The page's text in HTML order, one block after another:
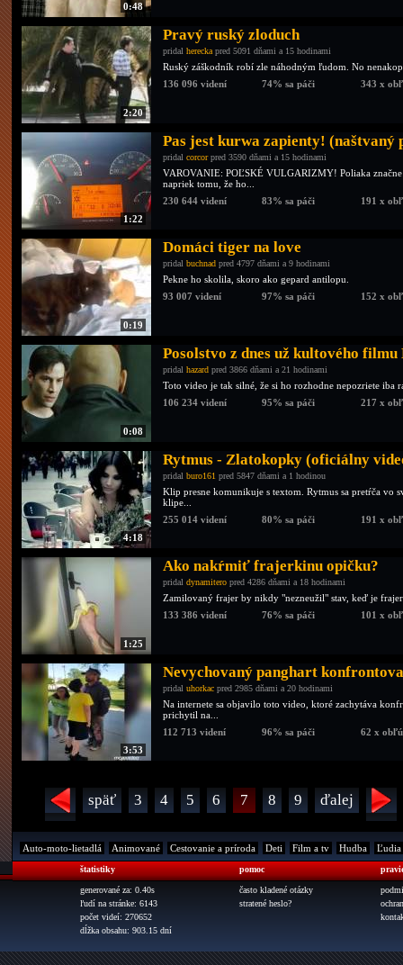
0:48
2:20
Pravý ruský zloduch
pridal herecka pred 5091 dňami a 15 hodinami
Ruský záškodník robí zle náhodným ľudom. No
136 096 videní
74% sa páči 343 x
1:22
Pas jest kurwa zapienty!
pridal corcorpred 3590 dňami a 15 hodinami
VAROVANIE: POĽSKÉ VULGARIZMY! Poliaka
napriek tomu, že ho...
230 644 videní
83% sa páči 191 x
0:19
Domáci tiger na love
pridal buchnad pred 4797 dňami a 9 hodinami
Pekne ho skolila, skoro ako gepard antilopu.
93 007 videní
97% sa páči 152 x
0:08
Posolstvo z dnes už kultového
pridal hazard pred 3866 dňami a 21 hodinami
Toto video je tak silné, že si ho rozhodne nepozriete iba
106 234 videní
95% sa páči 217 x
4:18
Rytmus - Zlatokopky (oficiálny
pridal buro161 pred 5847 dňami a 1 hodinou
Klip presne komunikuje s textom. Rytmus sa pretŕča vo
klipe...
255 014 videní
80% sa páči 191 x
1:25
Ako nakŕmiť frajerkinu opičku?
pridal dynamitero pred 4286 dňami a 18 hodinami
Zamilovaný frajer by nikdy "nezneužil" stav, keď je
133 386 videní
76% sa páči 101 x
3:53
Nevychovaný panghart
pridal uhorkac pred 2985 dňami a 20 hodinami
Na internete sa objavilo toto video, ktoré zachytáva
prichytil na...
112 713 videní
96% sa páči 62 x
späť 3 4 5 6 7 8 9 ďalej
Auto-moto-lietadlá Animované Cestovanie a príroda Deti Film a tv Hudba Ľudia
štatistiky
generované za: 0.40s
ľudí na stránke: 6143
počet videí: 270652
dĺžka obsahu: 903.15 dní
pomoc
často kladené otázky
stratené heslo?